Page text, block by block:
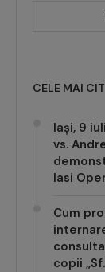
CELE MAI
Iași, 9
vs.
Iasi
Cum
copii